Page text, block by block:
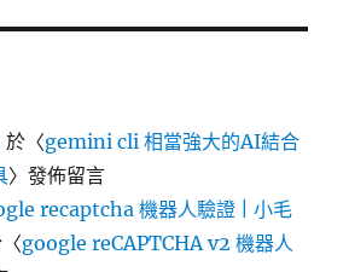
於〈gemini cli 相當強大的AI結合
〉發佈留言
recaptcha 機器人驗證 | 小毛
google reCAPTCHA v2 機器人